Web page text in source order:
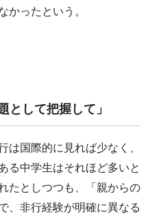
かったという。
として把握して」
国際的に見れば少なく、
る中学生はそれほど多いと
たとしつつも、「親からの
、非行経験が明確に異なる